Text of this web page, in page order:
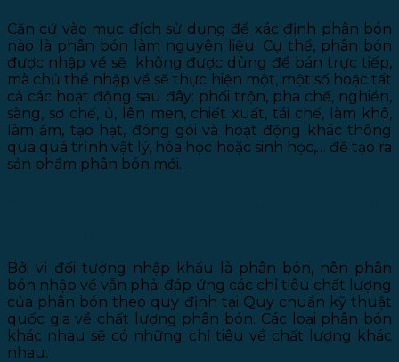
Căn cứ vào mục đích sử dụng để xác định phân bón
nào là phân bón làm nguyên liệu. Cụ thể, phân bón
được nhập về sẽ không được dùng để bán trực tiếp,
mà chủ thể nhập về sẽ thực hiện một, một số hoặc tất
cả các hoạt động sau đây: phối trộn, pha chế, nghiền,
sàng, sơ chế, ủ, lên men, chiết xuất, tái chế, làm khô,
làm ẩm, tạo hạt, đóng gói và hoạt động khác thông
qua quá trình vật lý, hóa học hoặc sinh học,… để tạo ra
sản phẩm phân bón mới.
Bởi vì đối tượng nhập khẩu là phân bón, nên phân
bón nhập về vẫn phải đáp ứng các chỉ tiêu chất lượng
của phân bón theo quy định tại Quy chuẩn kỹ thuật
quốc gia về chất lượng phân bón. Các loại phân bón
khác nhau sẽ có những chỉ tiêu về chất lượng khác
nhau.